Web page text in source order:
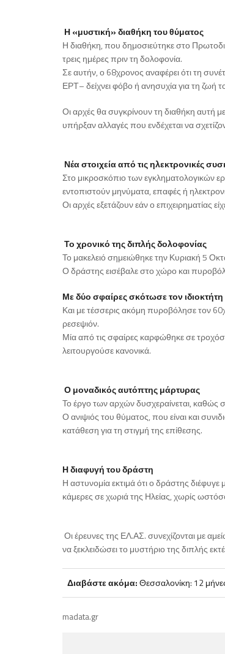
Η «μυστική» διαθήκη του θύματος
Η διαθήκη, που δημοσιεύτηκε στο
τρεις ημέρες πριν τη δολοφονία.
Σε αυτήν, ο 68χρονος αναφέρει ότι τη
ΕΡΤ– δείχνει φόβο ή ανησυχία για τη ζωή
Οι αρχές θα συγκρίνουν τη διαθήκη αυτή
υπήρξαν αλλαγές που ενδέχεται να
Νέα στοιχεία από τις ηλεκτρονικές
Στο μικροσκόπιο των εγκληματολογικών
εντοπιστούν μηνύματα, επαφές ή
Οι αρχές εξετάζουν εάν ο επιχειρηματίας
Το χρονικό της διπλής δολοφονίας
Το μακελειό σημειώθηκε την Κυριακή 5
Ο δράστης εισέβαλε στο χώρο και
Με δύο σφαίρες σκότωσε τον
Και με τέσσερις ακόμη πυροβόλησε τον
ρεσεψιόν.
Μία από τις σφαίρες καρφώθηκε σε
λειτουργούσε κανονικά.
Ο μοναδικός αυτόπτης μάρτυρας
Το έργο των αρχών δυσχεραίνεται, καθώς
Ο ανιψιός του θύματος, που είναι και
κατάθεση για τη στιγμή της επίθεσης.
Η διαφυγή του δράστη
Η αστυνομία εκτιμά ότι ο δράστης
κάμερες σε χωριά της Ηλείας, χωρίς
Οι έρευνες της ΕΛ.ΑΣ. συνεχίζονται με
να ξεκλειδώσει το μυστήριο της διπλής
Διαβάστε ακόμα:Θεσσαλονίκη: 12
madata.gr